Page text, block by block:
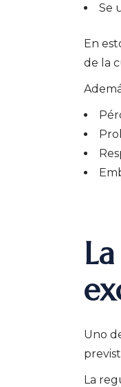
Se
En
de la
Uno
La